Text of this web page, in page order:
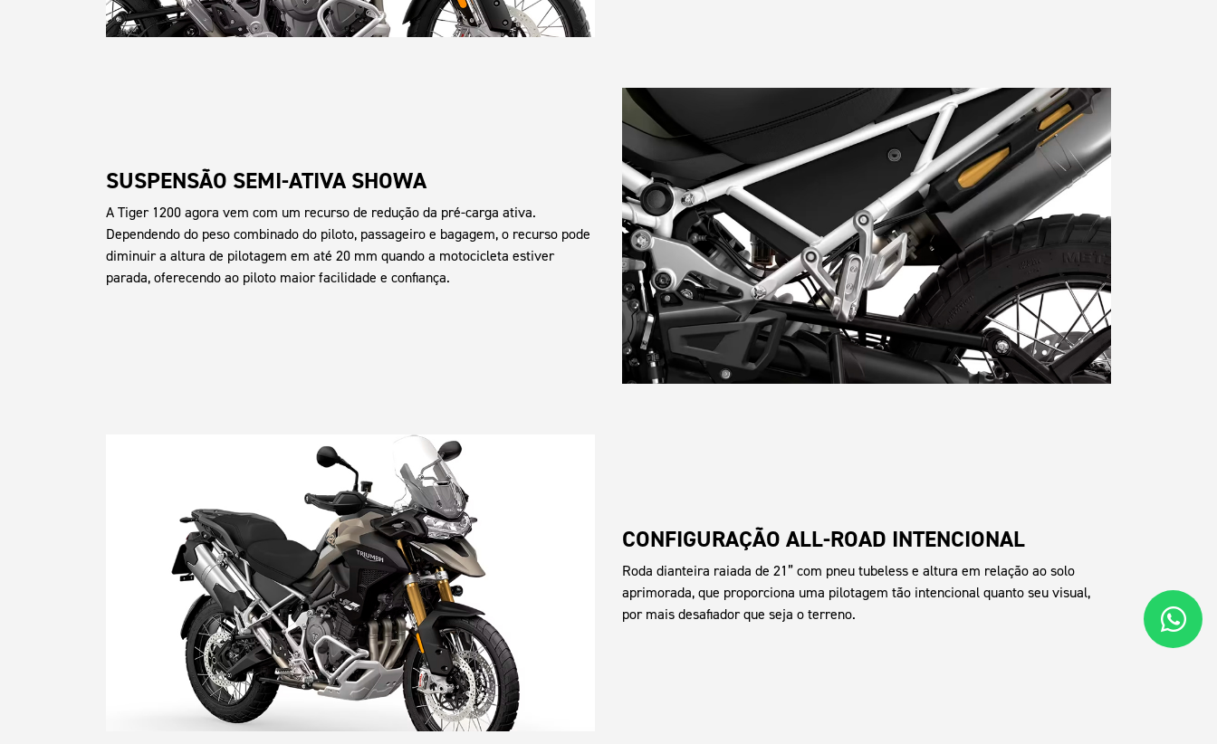
SUSPENSÃO SEMI-ATIVA SHOWA
A Tiger 1200 agora vem com um recurso de redução da pré-carga ativa.
Dependendo do peso combinado do piloto, passageiro e bagagem, o recurso pode
diminuir a altura de pilotagem em até 20 mm quando a motocicleta estiver
parada, oferecendo ao piloto maior facilidade e confiança.
CONFIGURAÇÃO ALL-ROAD INTENCIONAL
Roda dianteira raiada de 21” com pneu tubeless e altura em relação ao solo
aprimorada, que proporciona uma pilotagem tão intencional quanto seu visual,
por mais desafiador que seja o terreno.